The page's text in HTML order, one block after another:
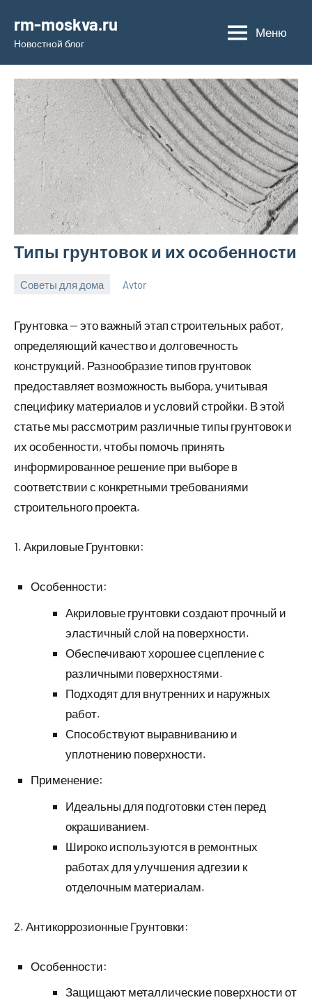
содержимому
rm-moskva.ru
Новостной блог
Меню
Типы грунтовок и их особенности
Советы для дома
2022
Avtor
Грунтовка — это важный этап строительных работ,
определяющий качество и долговечность
конструкций. Разнообразие типов грунтовок
предоставляет возможность выбора, учитывая
специфику материалов и условий стройки. В этой
статье мы рассмотрим различные типы грунтовок и
их особенности, чтобы помочь принять
информированное решение при выборе в
соответствии с конкретными требованиями
строительного проекта.
1. Акриловые Грунтовки:
Особенности:
Акриловые грунтовки создают прочный и
эластичный слой на поверхности.
Обеспечивают хорошее сцепление с
различными поверхностями.
Подходят для внутренних и наружных
работ.
Способствуют выравниванию и
уплотнению поверхности.
Применение:
Идеальны для подготовки стен перед
окрашиванием.
Широко используются в ремонтных
работах для улучшения адгезии к
отделочным материалам.
2. Антикоррозионные Грунтовки:
Особенности:
Защищают металлические поверхности от